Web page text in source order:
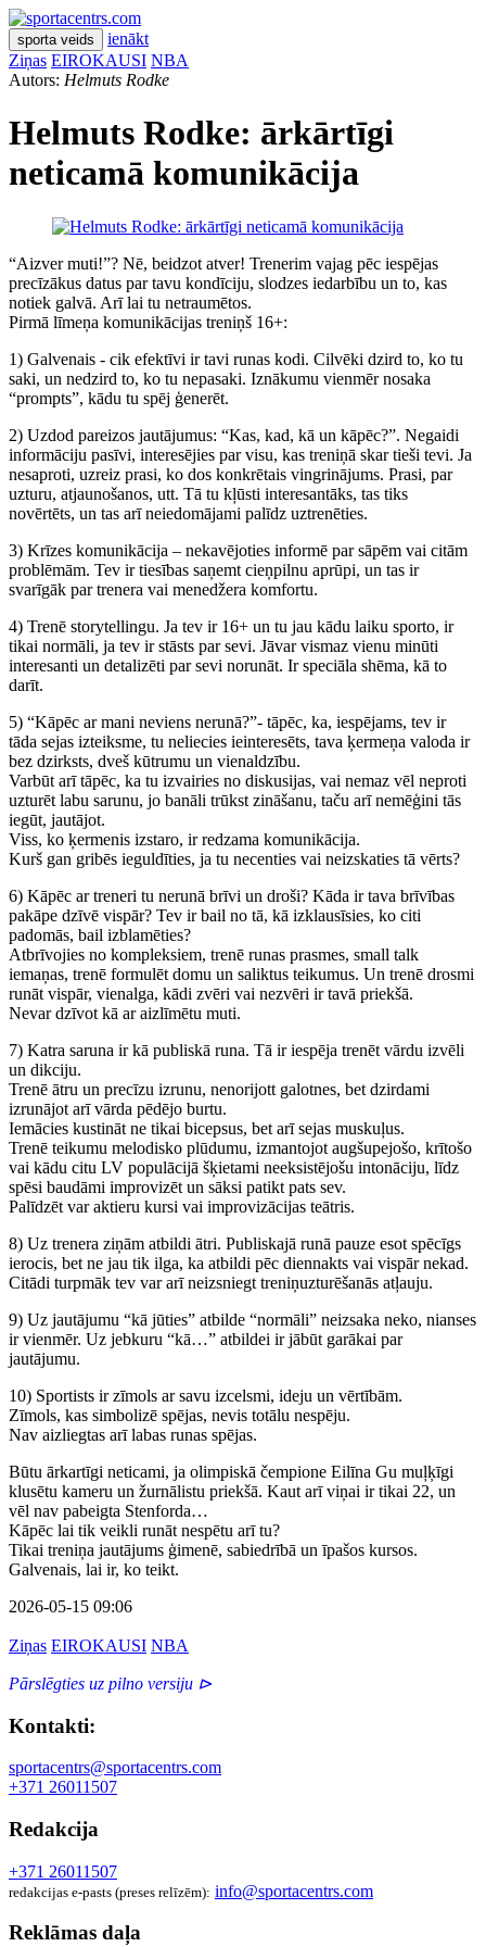
sporta veids
ienākt
Ziņas EIROKAUSI NBA
Autors: Helmuts Rodke
Helmuts Rodke: ārkārtīgi
neticamā komunikācija
“Aizver muti!”? Nē, beidzot atver! Trenerim vajag pēc iespējas
precīzākus datus par tavu kondīciju, slodzes iedarbību un to, kas
notiek galvā. Arī lai tu netraumētos.
Pirmā līmeņa komunikācijas treniņš 16+:
1) Galvenais - cik efektīvi ir tavi runas kodi. Cilvēki dzird to, ko tu
saki, un nedzird to, ko tu nepasaki. Iznākumu vienmēr nosaka
“prompts”, kādu tu spēj ģenerēt.
2) Uzdod pareizos jautājumus: “Kas, kad, kā un kāpēc?”. Negaidi
informāciju pasīvi, interesējies par visu, kas treniņā skar tieši tevi. Ja
nesaproti, uzreiz prasi, ko dos konkrētais vingrinājums. Prasi, par
uzturu, atjaunošanos, utt. Tā tu kļūsti interesantāks, tas tiks
novērtēts, un tas arī neiedomājami palīdz uztrenēties.
3) Krīzes komunikācija – nekavējoties informē par sāpēm vai citām
problēmām. Tev ir tiesības saņemt cieņpilnu aprūpi, un tas ir
svarīgāk par trenera vai menedžera komfortu.
4) Trenē storytellingu. Ja tev ir 16+ un tu jau kādu laiku sporto, ir
tikai normāli, ja tev ir stāsts par sevi. Jāvar vismaz vienu minūti
interesanti un detalizēti par sevi norunāt. Ir speciāla shēma, kā to
darīt.
5) “Kāpēc ar mani neviens nerunā?”- tāpēc, ka, iespējams, tev ir
tāda sejas izteiksme, tu neliecies ieinteresēts, tava ķermeņa valoda ir
bez dzirksts, dveš kūtrumu un vienaldzību.
Varbūt arī tāpēc, ka tu izvairies no diskusijas, vai nemaz vēl neproti
uzturēt labu sarunu, jo banāli trūkst zināšanu, taču arī nemēģini tās
iegūt, jautājot.
Viss, ko ķermenis izstaro, ir redzama komunikācija.
Kurš gan gribēs ieguldīties, ja tu necenties vai neizskaties tā vērts?
6) Kāpēc ar treneri tu nerunā brīvi un droši? Kāda ir tava brīvības
pakāpe dzīvē vispār? Tev ir bail no tā, kā izklausīsies, ko citi
padomās, bail izblamēties?
Atbrīvojies no kompleksiem, trenē runas prasmes, small talk
iemaņas, trenē formulēt domu un saliktus teikumus. Un trenē drosmi
runāt vispār, vienalga, kādi zvēri vai nezvēri ir tavā priekšā.
Nevar dzīvot kā ar aizlīmētu muti.
7) Katra saruna ir kā publiskā runa. Tā ir iespēja trenēt vārdu izvēli
un dikciju.
Trenē ātru un precīzu izrunu, nenorijott galotnes, bet dzirdami
izrunājot arī vārda pēdējo burtu.
Iemācies kustināt ne tikai bicepsus, bet arī sejas muskuļus.
Trenē teikumu melodisko plūdumu, izmantojot augšupejošo, krītošo
vai kādu citu LV populācijā šķietami neeksistējošu intonāciju, līdz
spēsi baudāmi improvizēt un sāksi patikt pats sev.
Palīdzēt var aktieru kursi vai improvizācijas teātris.
8) Uz trenera ziņām atbildi ātri. Publiskajā runā pauze esot spēcīgs
ierocis, bet ne jau tik ilga, ka atbildi pēc diennakts vai vispār nekad.
Citādi turpmāk tev var arī neizsniegt treniņuzturēšanās atļauju.
9) Uz jautājumu “kā jūties” atbilde “normāli” neizsaka neko, nianses
ir vienmēr. Uz jebkuru “kā…” atbildei ir jābūt garākai par
jautājumu.
10) Sportists ir zīmols ar savu izcelsmi, ideju un vērtībām.
Zīmols, kas simbolizē spējas, nevis totālu nespēju.
Nav aizliegtas arī labas runas spējas.
Būtu ārkartīgi neticami, ja olimpiskā čempione Eilīna Gu muļķīgi
klusētu kameru un žurnālistu priekšā. Kaut arī viņai ir tikai 22, un
vēl nav pabeigta Stenforda…
Kāpēc lai tik veikli runāt nespētu arī tu?
Tikai treniņa jautājums ģimenē, sabiedrībā un īpašos kursos.
Galvenais, lai ir, ko teikt.
2026-05-15 09:06
Ziņas EIROKAUSI NBA
Pārslēgties uz pilno versiju ⊳
Kontakti:
sportacentrs@sportacentrs.com
+371 26011507
Redakcija
+371 26011507
redakcijas e-pasts (preses relīzēm): info@sportacentrs.com
Reklāmas daļa